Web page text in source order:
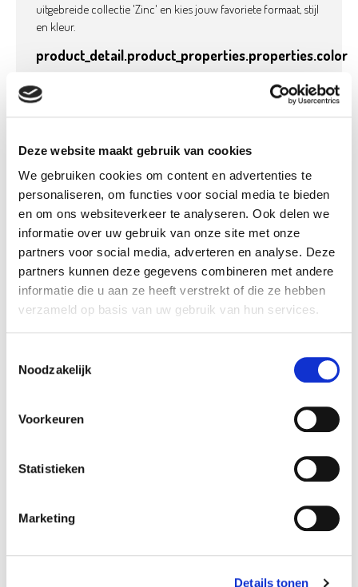
Deze website maakt gebruik van cookies
We gebruiken cookies om content en advertenties te
personaliseren, om functies voor social media te bieden
en om ons websiteverkeer te analyseren. Ook delen we
informatie over uw gebruik van onze site met onze
partners voor social media, adverteren en analyse. Deze
partners kunnen deze gegevens combineren met andere
informatie die u aan ze heeft verstrekt of die ze hebben
verzameld op basis van uw gebruik van hun services.
Noodzakelijk
Voorkeuren
Statistieken
Marketing
Details tonen
uitgebreide collectie 'Zinc' en kies jouw favoriete formaat, stijl
en kleur.
product_detail.product_properties.properties.color
Product details
Betaalbaar met
Ecocheques:
Gewicht:
0,30 kg
Hoogte (cm):
12,5 cm
Breedte (cm):
26 cm
Lengte (cm):
26 cm
Artikel nummer:
Verantwoordelijk marktdeelnemer in de EU !